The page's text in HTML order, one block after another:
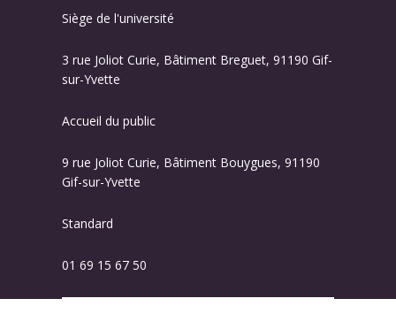
Siège de l'université
3 rue Joliot Curie, Bâtiment Breguet, 91190 Gif-
sur-Yvette
Accueil du public
9 rue Joliot Curie, Bâtiment Bouygues, 91190
Gif-sur-Yvette
Standard
01 69 15 67 50